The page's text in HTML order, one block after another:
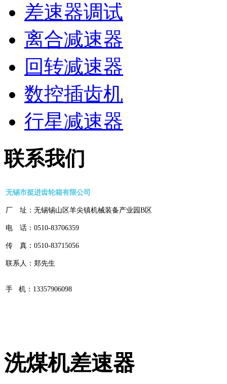
差速器调试
离合减速器
回转减速器
数控插齿机
行星减速器
联系我们
无锡市挺进齿轮箱有限公司
厂 址：无锡锡山区羊尖镇机械装备产业园B区
电 话：0510-83706359
传 真：0510-83715056
联系人：郑先生
手 机： 13357906098
洗煤机差速器